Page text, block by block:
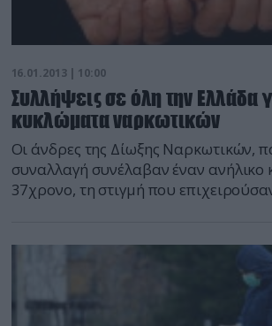
16.01.2013 | 10:00
Συλλήψεις σε όλη την Ελλάδα
κυκλώματα ναρκωτικών
Οι άνδρες της Δίωξης Ναρκωτικών,
συναλλαγή συνέλαβαν έναν ανήλικο
37χρονο, τη στιγμή που
πληροφοριών που είχαν οι
της Ασφαλείας Αλεξάνδρειας
16χρονο διακινητή και τον 37χρονο
που […]